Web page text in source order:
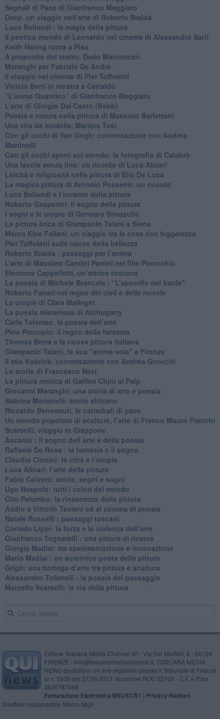
Segnali di Pace di Gianfranco Meggiato
​Deep, un viaggio nell’arte di Roberto Braida
​Luca Bellandi : la magia della pittura
​Il poetico mondo di Leonardo nel cinema di Alessandro Sarti
​Keith Haring torna a Pisa
​A proposito del teatro: Dario Marconcini
Maranghi per Fabrizio De Andrè
​Il viaggio nel cinema di Pier Toffoletti
Vinicio Berti in mostra a Certaldo
“L’uomo Quantico” di Gianfranco Meggiato
​L’arte di Giorgio Dal Canto (Babb)
Poesia e natura nella pittura di Massimo Barlettani
Una vita da modella, Martina Tosi
​Con gli occhi di Van Gogh: conversazione con Andrea
Martinelli
​Con gli occhi aperti sul mondo: la fotografia di Calabrò
Una favola senza fine: un ricordo di Luca Alinari
Liricità e religiosità nella pittura di Elio De Luca
La magica pittura di Antonio Possenti: un ricordo
Luca Bellandi e l’incanto della pittura
​Roberto Gasperini: il sogno della pittura
I sogni e le utopie di Gennaro Strazzullo
La pittura lirica di Giampaolo Talani a Siena
​Marco Klee Fallani, un viaggio tra le cose con leggerezza
​Pier Toffoletti sulle tracce della bellezza
​Roberto Braida : passaggi per l’anima
​L’arte di Massimo Cantini Parrini nel film Pinocchio
Eleonora Cappelletti, un’attrice toscana
​La poesia di Michele Brancale : “L’apocrifo nel baule"
Roberto Fanari nel regno dei cieli e delle nuvole
Le utopie di Clara Mallegni
​La poesia misteriosa di Atchugarry
Carla Tolomeo, la poesia dell’arte
Pino Procopio: il regno della fantasia
Thomas Berra e la nuova pittura italiana
Giampaolo Talani, la sua "anima sola" a Firenze
Il mio Kubrick: conversazione con Andrea Gnocchi
Le storie di Francesco Nesi
​La pittura onirica di Galileo Chini al Palp
​Giovanni Maranghi: una storia di arte e poesia
Sabrina Marianelli: storie africane
​Riccardo Benvenuti, le cattedrali di pace
​Un mondo popolato di sculture, l’arte di Franco Mauro Franchi
​Scarselli: viaggio in Giappone
​Ascanio : il sogno dell’arte e della poesia
Raffaele De Rosa : la fantasia e il sogno
​Claudio Cionini: le città e l’utopia
Luca Alinari: l’arte della pittura
​Fabio Calvetti: storie, segni e sogni
Ugo Nespolo: tutti i colori del mondo
​Ciro Palumbo: la rinascenza della pittura
​Addio a Vittorio Taviani ed al cinema di poesia
​Natale Rosselli : paesaggi toscani
​Corrado Lippi: la forza e la violenza dell’arte
Gianfranco Tognarelli : una pittura di ricerca
Giorgia Madiai: tra sperimentazione e innovazione
Mario Madiai : un autentico poeta della pittura
Grigò: una bottega d’arte tra pittura e scultura
Alessandro Tofanelli : la poesia del paesaggio
​Marcello Scarselli: la via della pittura
Editore Toscana Media Channel srl - Via Dei Martelli, 8 - 50129
FIRENZE - info@toscanamediachannel.it. TOSCANA MEDIA
NEWS quotidiano on line registrato presso il Tribunale di Firenze
al n. 5935 del 27.09.2013. Iscrizione ROC 22105 - C.F. e P.Iva
0620787048
Fatturazione Elettronica M5UXCR1 | Privacy Nielsen
Direttore responsabile Marco Migli